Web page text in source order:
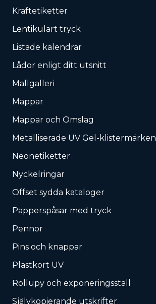
Kraftetiketter
Lentikulärt tryck
Listade kalendrar
Lådor enligt ditt utsnitt
Mallgalleri
Mappar
Mappar och Omslag
Metalliserade UV Gel-klistermärken
Neonetiketter
Nyckelringar
Offset sydda kataloger
Papperspåsar med tryck
Pennor
Pins och knappar
Plastkort UV
Rollupy och exponeringsställ
Självkopierande utskrifter